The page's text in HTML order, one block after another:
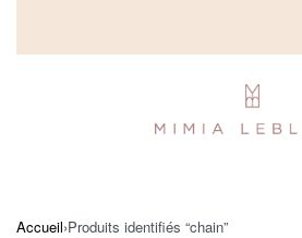
Accueil›Produits identifiés “chain”